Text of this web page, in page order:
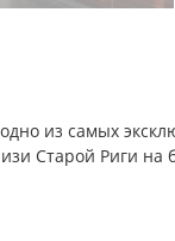
из самых
Старой Риги на